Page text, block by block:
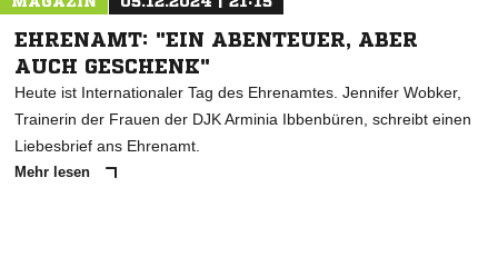
EHRENAMT: "EIN ABENTEUER, ABER
AUCH GESCHENK"
Heute ist Internationaler Tag des Ehrenamtes. Jennifer Wobker,
Trainerin der Frauen der DJK Arminia Ibbenbüren, schreibt einen
Liebesbrief ans Ehrenamt.
Mehr lesen